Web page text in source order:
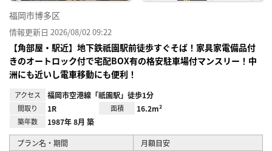
福岡市博多区
情報更新日 2026/08/02 09:22
【角部屋・駅近】地下鉄祇園駅前徒歩すぐそば！家具家電備品付
きのオートロック付で宅配BOX有の格安駐車場付マンスリー！中
洲にも近いし電車移動にも便利！
アクセス 福岡市空港線「祇園駅」徒歩1分
間取り 1R 面積 16.2m²
築年数 1987年 8月 築
プラン名・期間 月額目安